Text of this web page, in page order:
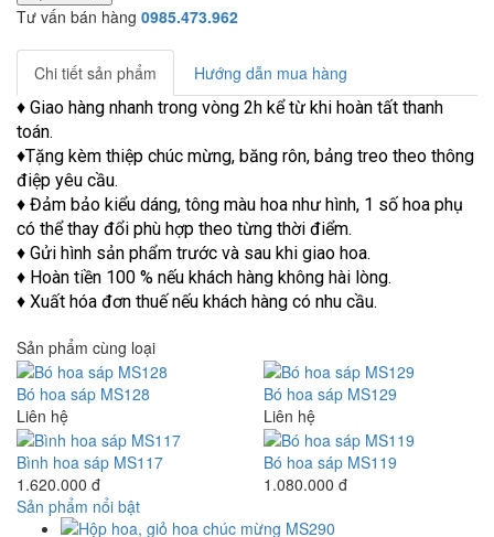
Tư vấn bán hàng 0985.473.962
Chi tiết sản phẩm Hướng dẫn mua hàng
♦ Giao hàng nhanh trong vòng 2h kể từ khi hoàn tất thanh
toán.
♦Tặng kèm thiệp chúc mừng, băng rôn, bảng treo theo thông
điệp yêu cầu.
♦ Đảm bảo kiểu dáng, tông màu hoa như hình, 1 số hoa phụ
có thể thay đổi phù hợp theo từng thời điểm.
♦ Gửi hình sản phẩm trước và sau khi giao hoa.
♦ Hoàn tiền 100 % nếu khách hàng không hài lòng.
♦ Xuất hóa đơn thuế nếu khách hàng có nhu cầu.
Sản phẩm cùng loại
Bó hoa sáp MS128
Liên hệ
Bó hoa sáp MS129
Liên hệ
Bình hoa sáp MS117
1.620.000 đ
Bó hoa sáp MS119
1.080.000 đ
Sản phẩm nổi bật